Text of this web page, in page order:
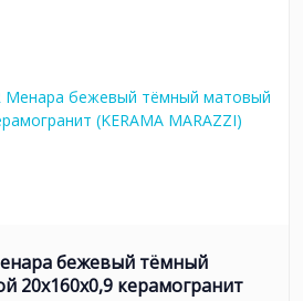
бежевый тёмный
20x160x0,9 керамогранит